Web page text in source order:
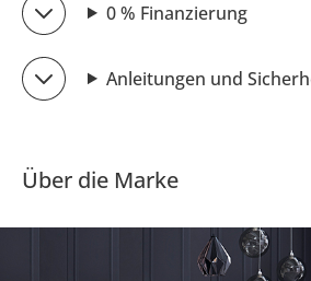
0 % Finanzierung
Anleitungen und
Über die Marke